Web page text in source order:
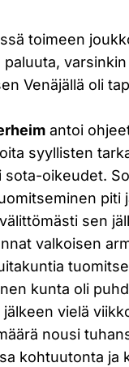
toimeen
Venäjällä oli
antoi
syyllisten
oikeudet.
piti
sen
valkoisen
kunta oli
vielä
nousi
kohtuutonta ja